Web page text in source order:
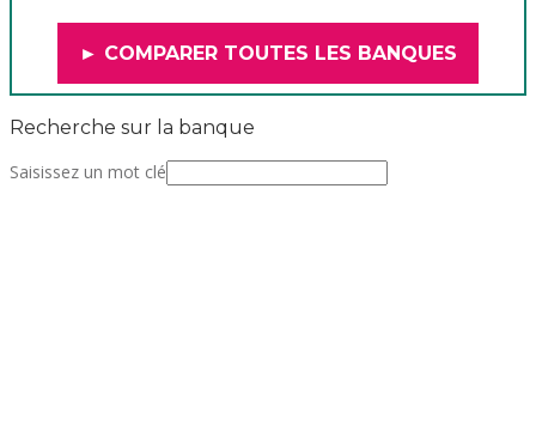
► COMPARER TOUTES LES BANQUES
Recherche sur la banque
Saisissez un mot clé